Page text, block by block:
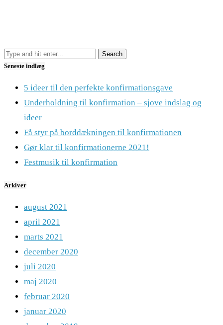
Seneste indlæg
5 ideer til den perfekte konfirmationsgave
Underholdning til konfirmation – sjove indslag og
ideer
Få styr på borddækningen til konfirmationen
Gør klar til konfirmationerne 2021!
Festmusik til konfirmation
Arkiver
august 2021
april 2021
marts 2021
december 2020
juli 2020
maj 2020
februar 2020
januar 2020